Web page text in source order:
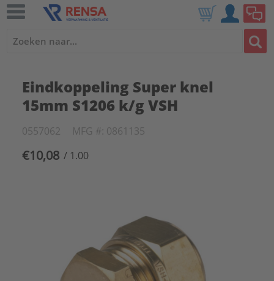
Eindkoppeling Super knel
15mm S1206 k/g VSH
0557062 MFG #: 0861135
€10,08 / 1.00